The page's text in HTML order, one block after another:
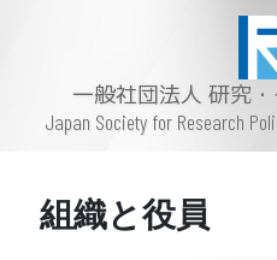
一般社団法人 研究
Japan Society for Research
組織と役員